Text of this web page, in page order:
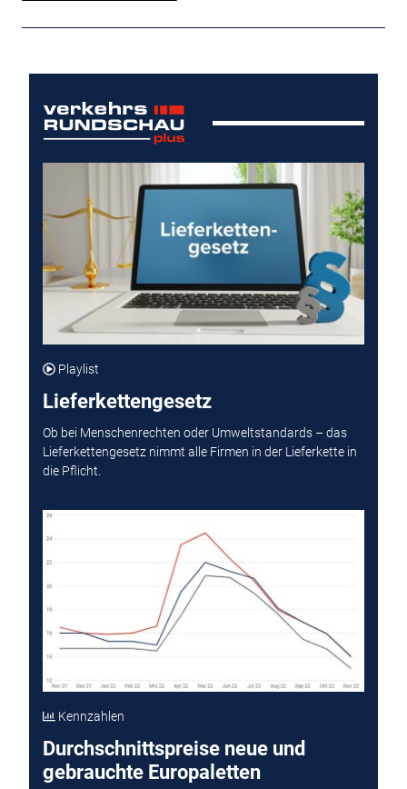
Playlist
Lieferkettengesetz
Ob bei Menschenrechten oder Umweltstandards – das
Lieferkettengesetz nimmt alle Firmen in der Lieferkette in
die Pflicht.
Kennzahlen
Durchschnittspreise neue und
gebrauchte Europaletten